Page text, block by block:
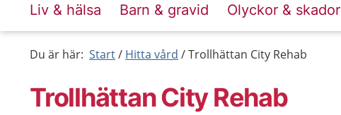
Liv & hälsa Barn & gravid Olyckor & skador
Du är här: Start Hitta vård Trollhättan City Rehab
Trollhättan City Rehab